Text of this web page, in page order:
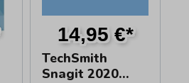
TechSmith
Snagit 2020
14,95 €*